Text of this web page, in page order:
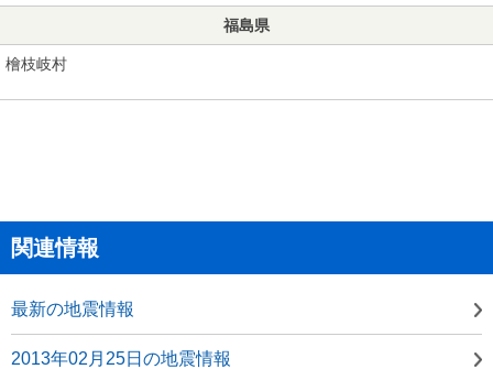
福島県
檜枝岐村
関連情報
最新の地震情報
2013年02月25日の地震情報